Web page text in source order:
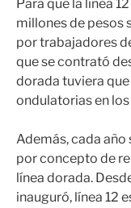
Para que la línea
millones de pesos
por trabajadores
que se contrató
dorada tuviera
ondulatorias en
Además, cada
por concepto de
línea dorada.
inauguró, línea 12